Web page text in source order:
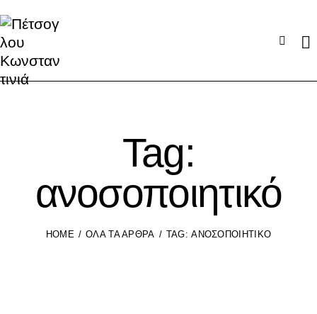
Tag:
ανοσοποιητικό
HOME ΌΛΑ ΤΑ ΆΡΘΡΑ TAG: ΑΝΟΣΟΠΟΙΗΤΙΚΌ